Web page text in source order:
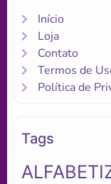
Início
Loja
Contato
Termos de
Política de
Tags